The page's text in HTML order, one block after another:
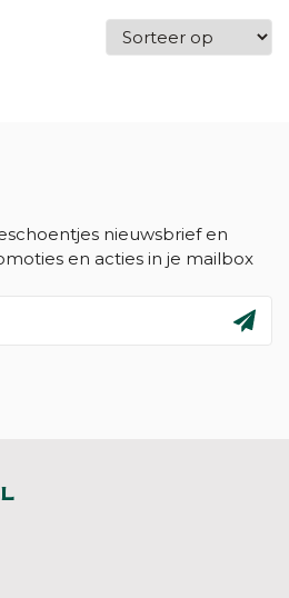
nieuwsbrief en
en acties in je mailbox